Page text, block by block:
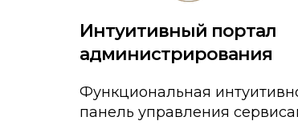
Функциональная
панель управления
Интуитивный портал
администрирования